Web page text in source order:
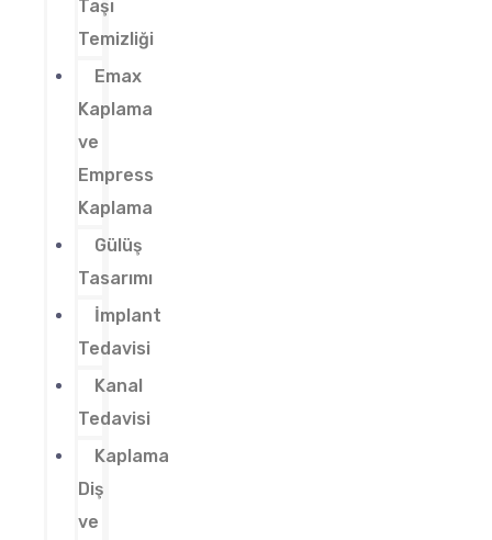
Taşı
Temizliği
Emax
Kaplama
ve
Empress
Kaplama
Gülüş
Tasarımı
İmplant
Tedavisi
Kanal
Tedavisi
Kaplama
Diş
ve